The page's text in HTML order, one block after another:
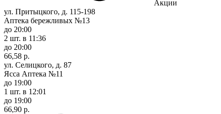
Акции
ул. Притыцкого, д. 115-198
Аптека бережливых №13
до 20:00
2 шт. в 11:36
до 20:00
66,58 р.
ул. Селицкого, д. 87
Ясса Аптека №11
до 19:00
1 шт. в 12:01
до 19:00
66,90 р.